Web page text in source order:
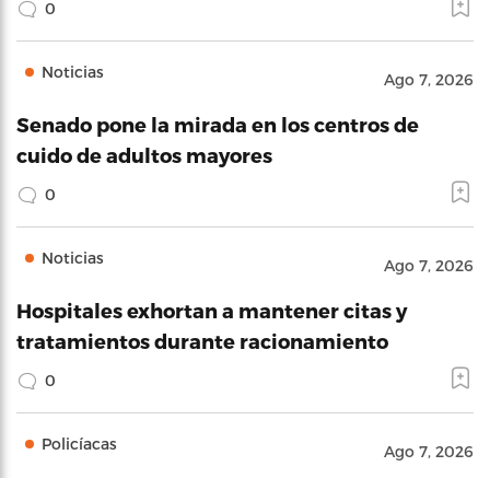
0
Noticias Ago 7, 2026
Senado pone la mirada en los centros de
cuido de adultos mayores
0
Noticias Ago 7, 2026
Hospitales exhortan a mantener citas y
tratamientos durante racionamiento
0
Policíacas Ago 7, 2026